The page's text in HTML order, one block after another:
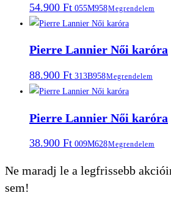
54.900 Ft 055M958Megrendelem
Pierre Lannier Női karóra
88.900 Ft 313B958Megrendelem
Pierre Lannier Női karóra
38.900 Ft 009M628Megrendelem
Ne maradj le a legfrissebb
sem!